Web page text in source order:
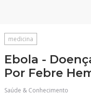
medicina
Ebola -
Por Febre
Saúde & Conhecimento